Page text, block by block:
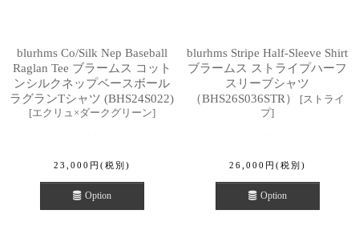
blurhms Co/Silk Nep Baseball
Raglan Tee ブラームス コット
ンシルクネップベースボール
ラグランTシャツ (BHS24S022)
[エクリュ×ダークグリーン]
23,000 円 (税別)
Option
blurhms Stripe Half-Sleeve Shirt
ブラームス ストライプハーフ
スリーブシャツ
（BHS26S036STR）
[ストライ
プ]
26,000 円 (税別)
Option